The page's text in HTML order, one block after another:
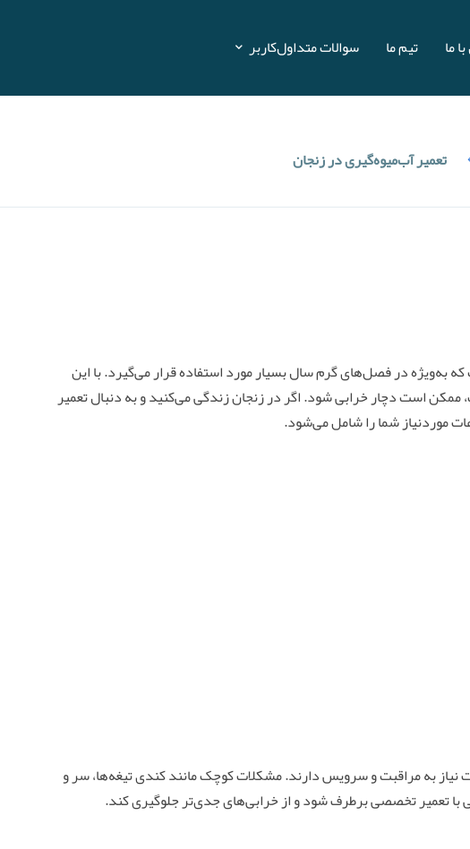
ما تیم ما سوالات متداولکاربر
تعمیر آب‌میوه‌گیری در زنجان
به‌ویژه در فصل‌های گرم سال بسیار مورد استفاده قرار می‌گیرد. با این
ممکن است دچار خرابی شود. اگر در زنجان زندگی می‌کنید و به دنبال تعمیر
موردنیاز شما را شامل می‌شود.
نیاز به مراقبت و سرویس دارند. مشکلات کوچک مانند کندی تیغه‌ها، سر و
با تعمیر تخصصی برطرف شود و از خرابی‌های جدی‌تر جلوگیری کند.